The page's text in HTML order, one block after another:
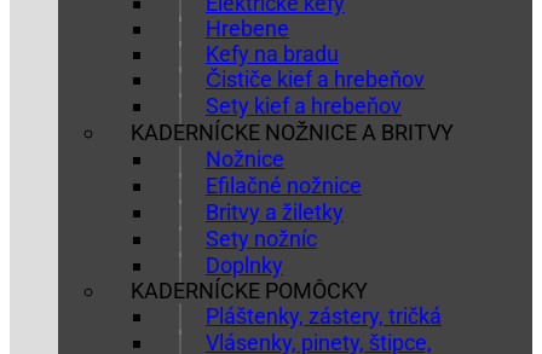
Hrebene
Kefy na bradu
Čističe kief a hrebeňov
Sety kief a hrebeňov
KADERNÍCKE NOŽNICE A BRITVY
Nožnice
Efilačné nožnice
Britvy a žiletky
Sety nožníc
Doplnky
KADERNÍCKE POMÔCKY
Pláštenky, zástery, tričká
Vlásenky, pinety, štipce,